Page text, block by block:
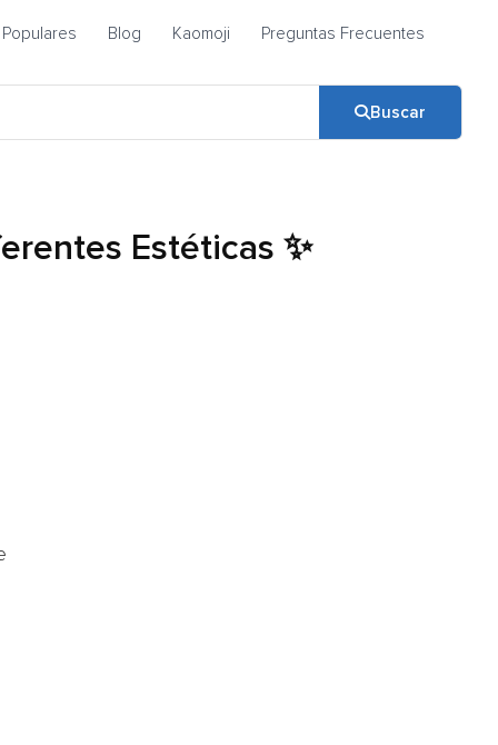
Populares Blog Kaomoji Preguntas Frecuentes
Buscar
Estéticas ✨